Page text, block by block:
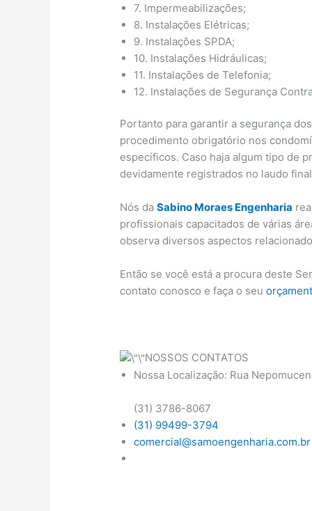
7. Impermeabilizações;
8. Instalações Elétricas;
9. Instalações SPDA;
10. Instalações Hidráulicas;
11. Instalações de Telefonia;
12. Instalações de Segurança
Portanto para garantir a segurança
procedimento obrigatório nos
específicos. Caso haja algum tipo de
devidamente registrados no laudo
Nós daSabino Moraes Engenharia
profissionais capacitados de várias
observa diversos aspectos
Então se você está a procura deste
contato conosco e faça o seu
NOSSOS CONTATOS
Nossa Localização: Rua
(31) 3786-8067
(31) 99499-3794
comercial@samoengenharia.com.br